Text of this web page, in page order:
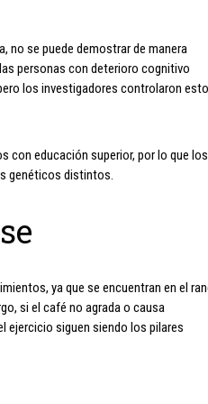
no se puede demostrar de manera
personas con deterioro cognitivo
los investigadores controlaron esto
con educación superior, por lo que los
genéticos distintos.
ya que se encuentran en el
si el café no agrada o causa
ejercicio siguen siendo los pilares